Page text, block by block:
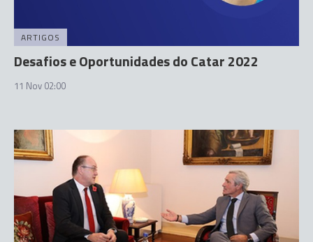
ARTIGOS
Desafios e Oportunidades do Catar 2022
11 Nov 02:00